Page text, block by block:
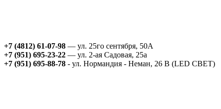
+7 (4812) 61-07-98 — ул. 25го сентября, 50А
+7 (951) 695-23-22 — ул. 2-ая Садовая, 25а
+7 (951) 695-88-78 - ул. Нормандия - Неман, 26 В (LED СВЕТ)